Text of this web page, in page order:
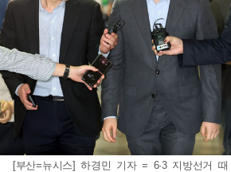
[부산=뉴시스] 하경민 기자 = 6·3 지방선거